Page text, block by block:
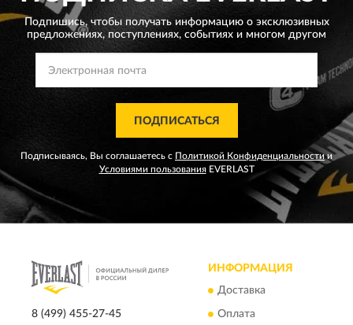
Подпишись, чтобы получать информацию о эксклюзивных
предложениях, поступлениях, событиях и многом другом
ПОДПИСАТЬСЯ
Подписываясь, Вы соглашаетесь с Политикой Конфиденциальности и
Условиями пользованияEVERLAST
8 (499) 455-27-45
ИНФОРМАЦИЯ
Доставка
Оплата